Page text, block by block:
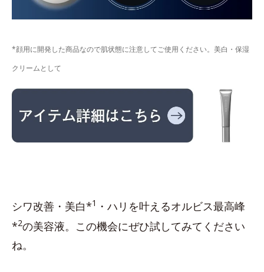
*顔用に開発した商品なので肌状態に注意してご使用ください。美白・保湿
クリームとして
シワ改善・美白*1 ・ハリを叶えるオルビス最高峰
*2の美容液。この機会にぜひ試してみてください
ね。